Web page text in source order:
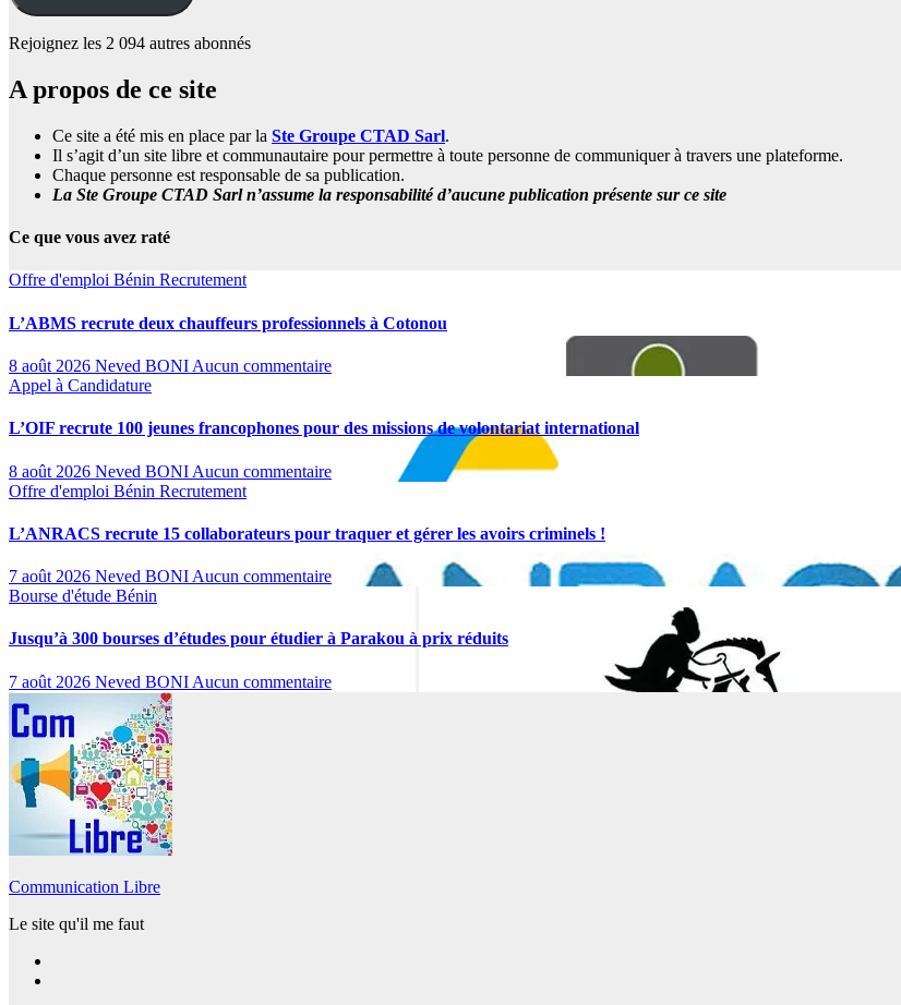
Rejoignez les 2 094 autres abonnés
A propos de ce site
Ce site a été mis en place par la Ste Groupe CTAD Sarl.
Il s’agit d’un site libre et communautaire pour permettre à toute personne de communiquer à travers une plateforme.
Chaque personne est responsable de sa publication.
La Ste Groupe CTAD Sarl n’assume la responsabilité d’aucune publication présente sur ce site
Ce que vous avez raté
Offre d'emploi Bénin Recrutement
L’ABMS recrute deux chauffeurs professionnels à Cotonou
8 août 2026 Neved BONI Aucun commentaire
Appel à Candidature
L’OIF recrute 100 jeunes francophones pour des missions de volontariat international
8 août 2026 Neved BONI Aucun commentaire
Offre d'emploi Bénin Recrutement
L’ANRACS recrute 15 collaborateurs pour traquer et gérer les avoirs criminels !
7 août 2026 Neved BONI Aucun commentaire
Bourse d'étude Bénin
Jusqu’à 300 bourses d’études pour étudier à Parakou à prix réduits
7 août 2026 Neved BONI Aucun commentaire
Communication Libre
Le site qu'il me faut